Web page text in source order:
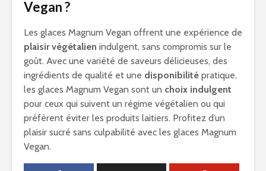
Vegan ?
Les glaces Magnum Vegan offrent une expérience de
plaisir végétalien indulgent, sans compromis sur le
goût. Avec une variété de saveurs délicieuses, des
ingrédients de qualité et une disponibilité pratique,
les glaces Magnum Vegan sont un choix indulgent
pour ceux qui suivent un régime végétalien ou qui
préfèrent éviter les produits laitiers. Profitez d’un
plaisir sucré sans culpabilité avec les glaces Magnum
Vegan.